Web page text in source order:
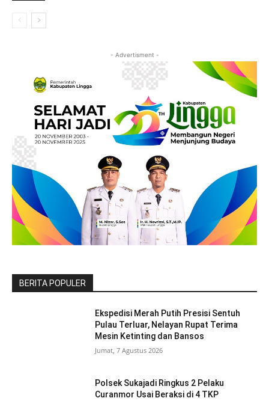
- Advertisment -
BERITA POPULER
Ekspedisi Merah Putih Presisi Sentuh
Pulau Terluar, Nelayan Rupat Terima
Mesin Ketinting dan Bansos
Jumat, 7 Agustus 2026
Polsek Sukajadi Ringkus 2 Pelaku
Curanmor Usai Beraksi di 4 TKP